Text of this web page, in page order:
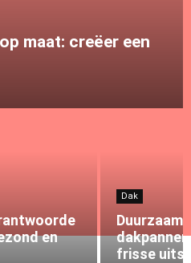
maat: creëer een
en
Dak
Duurzaam
frisse